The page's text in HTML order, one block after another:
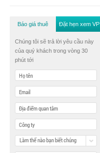
Báo giá thuê Đặt hẹn xem VP
Chúng tôi sẽ trả lời yêu cầu này
của quý khách trong vòng 30
phút tới
Làm thế nào bạn biết chúng